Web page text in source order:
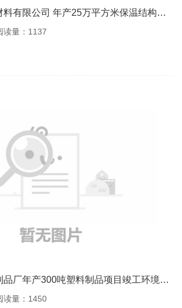
有限公司 年产25万平方米保温结构一
保护验收监测报告表
读量：1137
厂年产300吨塑料制品项目竣工环境保
读量：1450